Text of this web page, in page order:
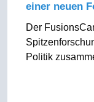
einer neuen
Der
Politik